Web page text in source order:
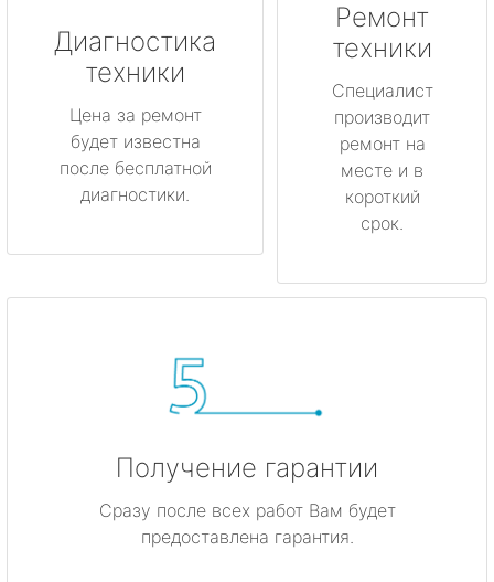
Диагностика
техники
Цена за ремонт
будет известна
после бесплатной
диагностики.
Ремонт
техники
Специалист
производит
ремонт на
месте и в
короткий
срок.
Получение гарантии
Сразу после всех работ Вам будет
предоставлена гарантия.